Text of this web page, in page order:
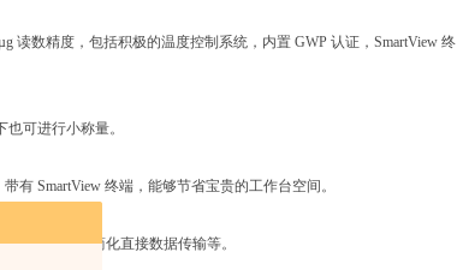
读数精度，包括积极的温度控制系统，内置 GWP 认证，SmartView 终
可进行小称量。
有 SmartView 终端，能够节省宝贵的工作台空间。
的方法，并简化直接数据传输等。